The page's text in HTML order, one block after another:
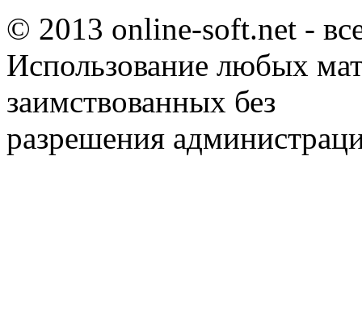
© 2013 online-soft.net -
Использование любых
заимствованных без
разрешения